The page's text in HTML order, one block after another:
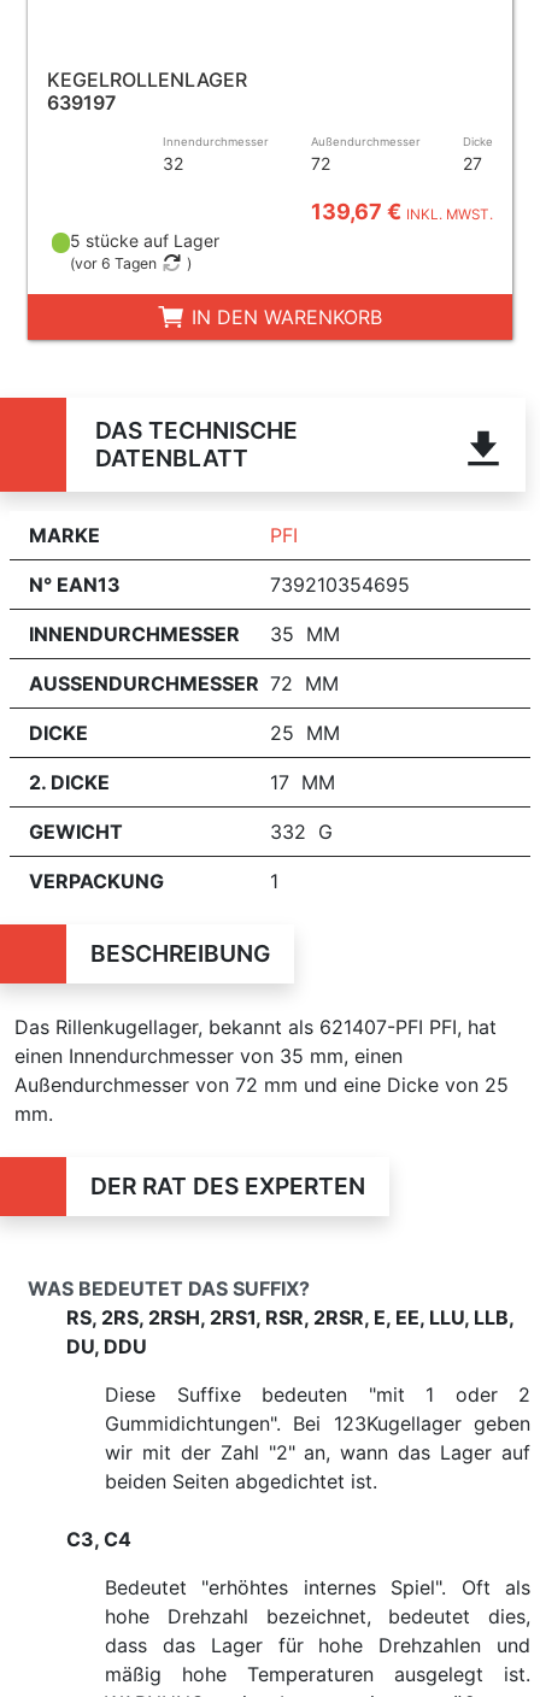
KEGELROLLENLAGER
639197
Innendurchmesser
32
Außendurchmesser
72
Dicke
27
139,67 € INKL. MWST.
5 stücke auf Lager
(vor 6 Tagen )
IN DEN WARENKORB
DAS TECHNISCHE
DATENBLATT
MARKE PFI
N° EAN13 739210354695
INNENDURCHMESSER 35 MM
AUSSENDURCHMESSER 72 MM
DICKE 25 MM
2. DICKE 17 MM
GEWICHT 332 G
VERPACKUNG 1
BESCHREIBUNG
Das Rillenkugellager, bekannt als 621407-PFI PFI, hat
einen Innendurchmesser von 35 mm, einen
Außendurchmesser von 72 mm und eine Dicke von 25
mm.
DER RAT DES EXPERTEN
WAS BEDEUTET DAS SUFFIX?
RS, 2RS, 2RSH, 2RS1, RSR, 2RSR, E, EE, LLU, LLB,
DU, DDU
Diese Suffixe bedeuten "mit 1 oder 2
Gummidichtungen". Bei 123Kugellager geben
wir mit der Zahl "2" an, wann das Lager auf
beiden Seiten abgedichtet ist.
C3, C4
Bedeutet "erhöhtes internes Spiel". Oft als
hohe Drehzahl bezeichnet, bedeutet dies,
dass das Lager für hohe Drehzahlen und
mäßig hohe Temperaturen ausgelegt ist.